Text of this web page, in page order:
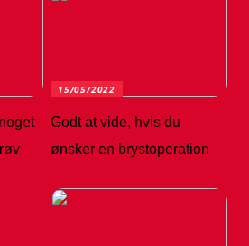
15/05/2022
Godt at vide, hvis du
ønsker en brystoperation